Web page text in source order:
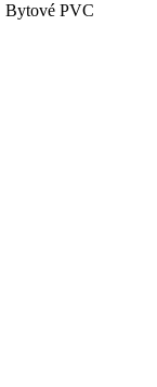
Bytové PVC